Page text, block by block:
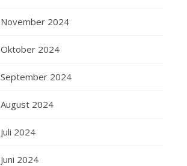
November 2024
Oktober 2024
September 2024
August 2024
Juli 2024
Juni 2024